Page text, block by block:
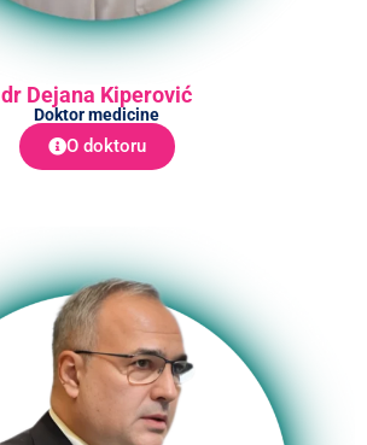
dr Dejana Kiperović
Doktor medicine
O doktoru